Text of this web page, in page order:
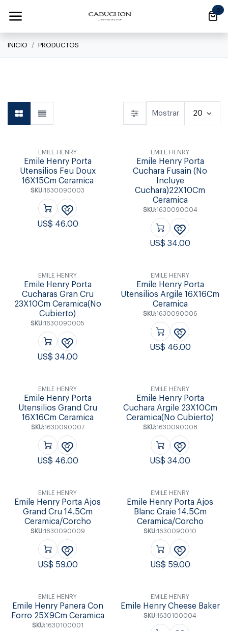
0
INICIO PRODUCTOS
Mostrar 20
EMILE HENRY
Emile Henry Porta
Utensilios Feu Doux
16X15Cm Ceramica
SKU:1630090003
US$ 46.00
EMILE HENRY
Emile Henry Porta
Cuchara Fusain (No
Incluye
Cuchara)22X10Cm
Ceramica
SKU:1630090004
US$34.00
EMILE HENRY
Emile Henry Porta
Cucharas Gran Cru
23X10Cm Ceramica(No
Cubierto)
SKU:1630090005
US$34.00
EMILE HENRY
Emile Henry Porta
Utensilios Argile 16X16Cm
Ceramica
SKU:1630090006
US$ 46.00
EMILE HENRY
Emile Henry Porta
Utensilios Grand Cru
16X16Cm Ceramica
SKU:1630090007
US$ 46.00
EMILE HENRY
Emile Henry Porta
Cuchara Argile 23X10Cm
Ceramica(No Cubierto)
SKU:1630090008
US$34.00
EMILE HENRY
Emile Henry Porta Ajos
Grand Cru 14.5Cm
Ceramica/Corcho
SKU:1630090009
US$ 59.00
EMILE HENRY
Emile Henry Porta Ajos
Blanc Craie 14.5Cm
Ceramica/Corcho
SKU:1630090010
US$ 59.00
EMILE HENRY
Emile Henry Panera Con
Forro 25X9Cm Ceramica
SKU:1630100001
EMILE HENRY
Emile Henry Cheese Baker
SKU:1630100004